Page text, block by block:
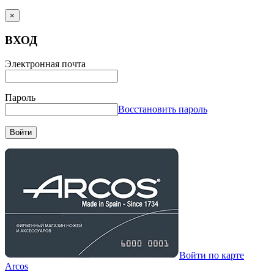
×
ВХОД
Электронная почта
Пароль
Восстановить пароль
Войти
Войти по карте
Arcos